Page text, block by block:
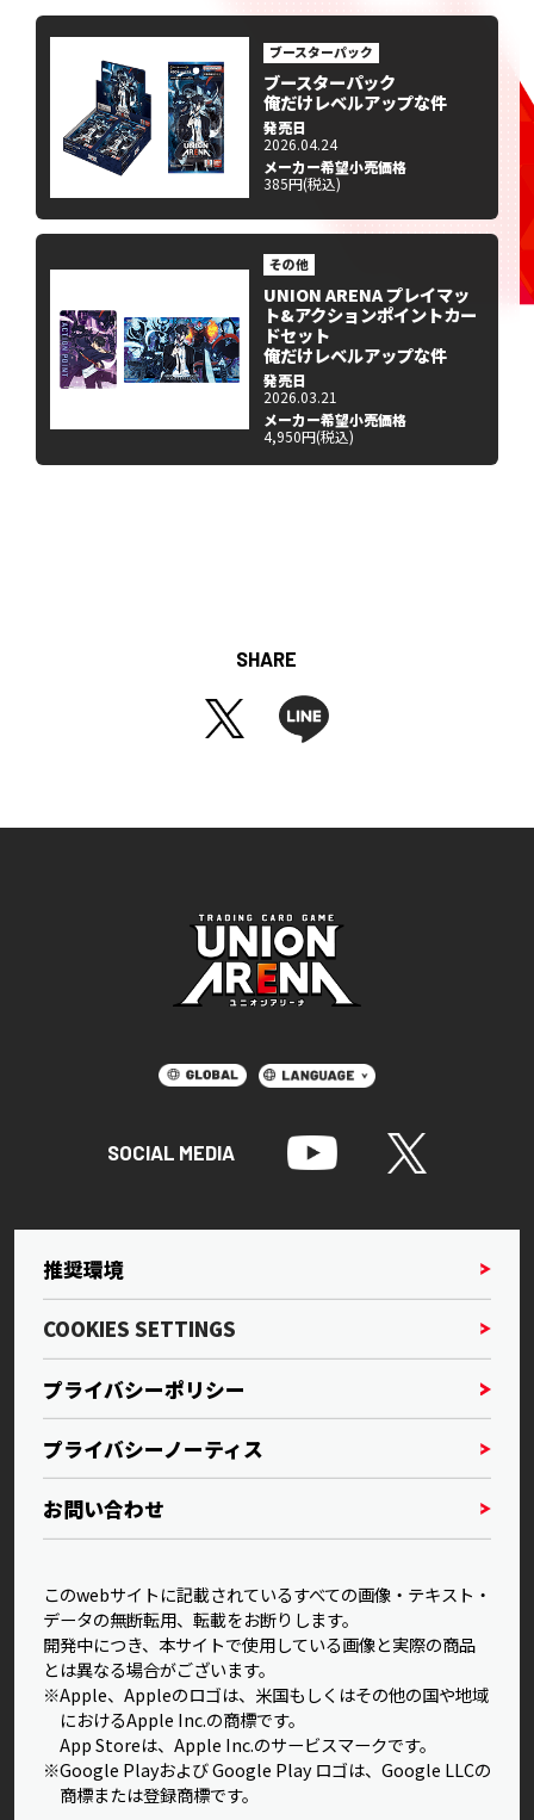
ブースターパック
ブースターパック
俺だけレベルアップな件
発売日
2026.04.24
メーカー希望小売価格
385円(税込)
その他
UNION ARENA プレイマッ
ト&アクションポイントカー
ドセット
俺だけレベルアップな件
発売日
2026.03.21
メーカー希望小売価格
4,950円(税込)
SHARE
SOCIAL MEDIA
推奨環境
COOKIES SETTINGS
プライバシーポリシー
プライバシーノーティス
お問い合わせ
このwebサイトに記載されているすべての画像・テキスト・
データの無断転用、転載をお断りします。
開発中につき、本サイトで使用している画像と実際の商品
とは異なる場合がございます。
※Apple、Appleのロゴは、米国もしくはその他の国や地域
におけるApple Inc.の商標です。
App Storeは、Apple Inc.のサービスマークです。
※Google Playおよび Google Play ロゴは、Google LLCの
商標または登録商標です。